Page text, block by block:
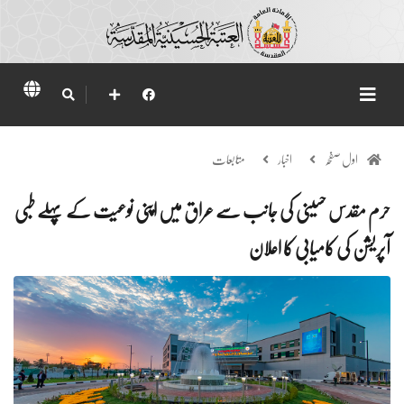
اول صفحہ اخبار متابعات
حرم مقدس حسینی کی جانب سے عراق میں اپنی نوعیت کے پہلے طبی
آپریشن کی کامیابی کا اعلان